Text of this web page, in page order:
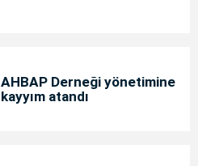
AHBAP Derneği yönetimine
kayyım atandı